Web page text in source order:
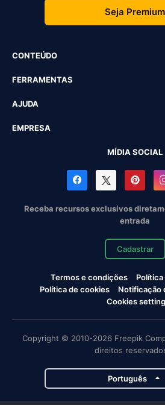
Seja Premium
CONTEÚDO
FERRAMENTAS
AJUDA
EMPRESA
MÍDIA SOCIAL
Receba recursos exclusivos
entrada
Cadastrar
Termos e condições
Política de cookies
Notificação
Cookies
Copyright © 2010-2026 Freepik
direitos
Português